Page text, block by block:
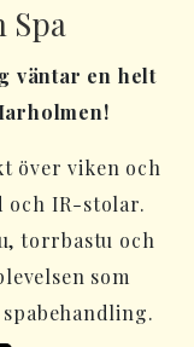
Spa
väntar en helt
över viken och
och IR-stolar.
torrbastu och
som